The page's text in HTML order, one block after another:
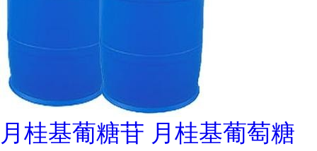
月桂基葡糖苷 月桂基葡萄糖